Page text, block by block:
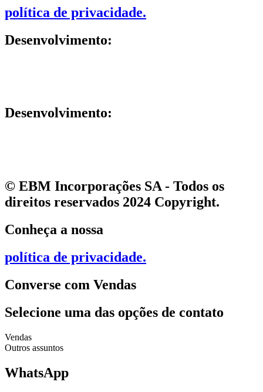
política de privacidade.
Desenvolvimento:
Desenvolvimento:
© EBM Incorporações SA - Todos os
direitos reservados 2024 Copyright.
Conheça a nossa
política de privacidade.
Converse com Vendas
Selecione uma das opções de contato
Vendas
Outros assuntos
WhatsApp